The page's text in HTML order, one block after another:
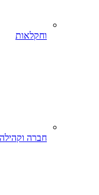
וחקלאות
חברה וקהילה